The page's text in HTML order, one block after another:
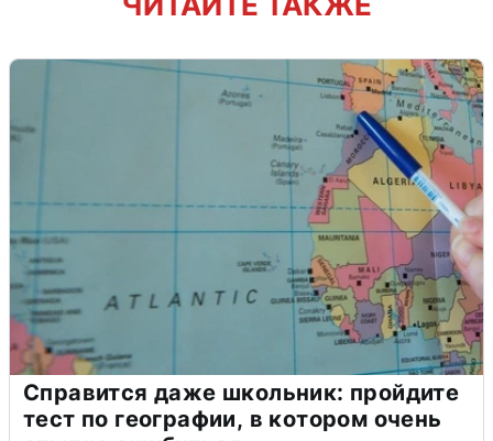
Справится даже школьник: пройдите
тест по географии, в котором очень